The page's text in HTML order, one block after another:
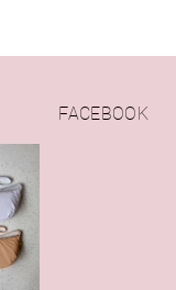
FACEBOOK